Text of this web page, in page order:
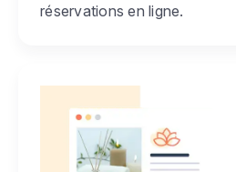
réservations en ligne.